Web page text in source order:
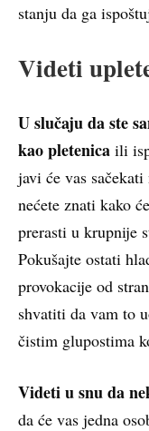
stanju da ga
Videti
U slučaju da ste
kao pletenica ili
javi će vas
nećete znati kako
prerasti u krupnije
Pokušajte ostati
provokacije od
shvatiti da vam to
čistim glupostima
Videti u snu da
da će vas jedna